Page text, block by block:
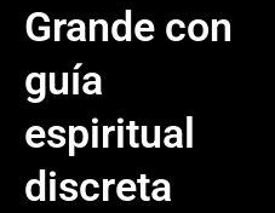
Grande con
guía
espiritual
discreta